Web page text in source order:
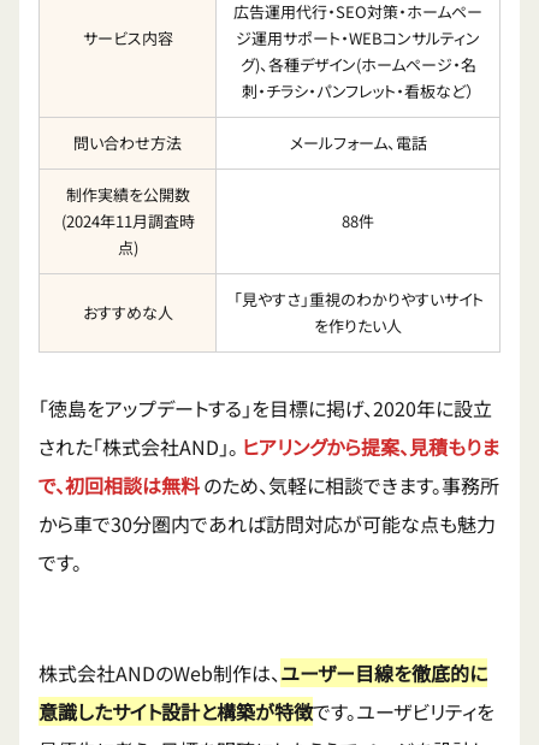
サービス内容
広告運用代行・SEO対策・ホームペー
ジ運用サポート・WEBコンサルティン
グ)、各種デザイン(ホームページ・名
刺・チラシ・パンフレット・看板など）
問い合わせ方法 メールフォーム、電話
制作実績を公開数
(2024年11月調査時
点)
88件
おすすめな人
「見やすさ」重視のわかりやすいサイト
を作りたい人
「徳島をアップデートする」を目標に掲げ、2020年に設立
された「株式会社AND」。 ヒアリングから提案、見積もりま
で、初回相談は無料のため、気軽に相談できます。事務所
から車で30分圏内であれば訪問対応が可能な点も魅力
です。
株式会社ANDのWeb制作は、ユーザー目線を徹底的に
意識したサイト設計と構築が特徴です。ユーザビリティを